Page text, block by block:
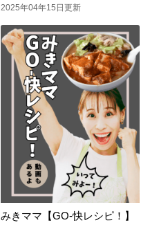
2025年04年15日更新
みきママ【GO-快レシピ！】